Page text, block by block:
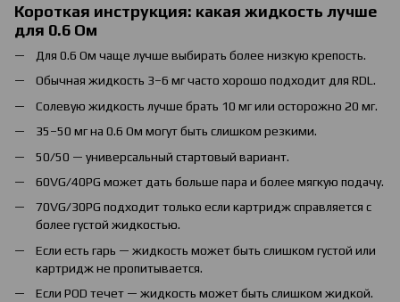
Короткая инструкция: какая жидкость лучше
для 0.6 Ом
Для 0.6 Ом чаще лучше выбирать более низкую крепость.
Обычная жидкость 3–6 мг часто хорошо подходит для RDL.
Солевую жидкость лучше брать 10 мг или осторожно 20 мг.
35–50 мг на 0.6 Ом могут быть слишком резкими.
50/50 — универсальный стартовый вариант.
60VG/40PG может дать больше пара и более мягкую подачу.
70VG/30PG подходит только если картридж справляется с
более густой жидкостью.
Если есть гарь — жидкость может быть слишком густой или
картридж не пропитывается.
Если POD течет — жидкость может быть слишком жидкой.